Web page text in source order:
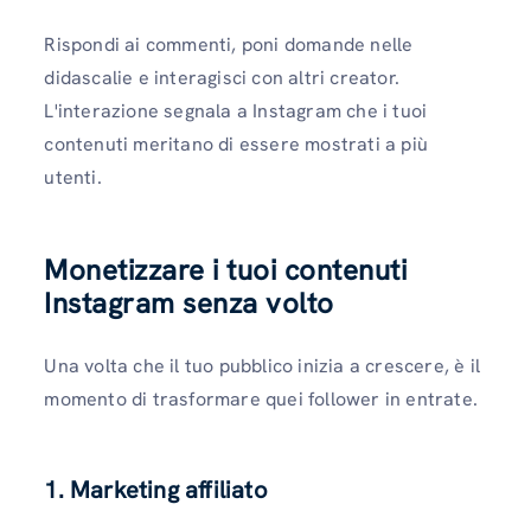
Rispondi ai commenti, poni domande nelle
didascalie e interagisci con altri creator.
L'interazione segnala a Instagram che i tuoi
contenuti meritano di essere mostrati a più
utenti.
Monetizzare i tuoi contenuti
Instagram senza volto
Una volta che il tuo pubblico inizia a crescere, è il
momento di trasformare quei follower in entrate.
1. Marketing affiliato